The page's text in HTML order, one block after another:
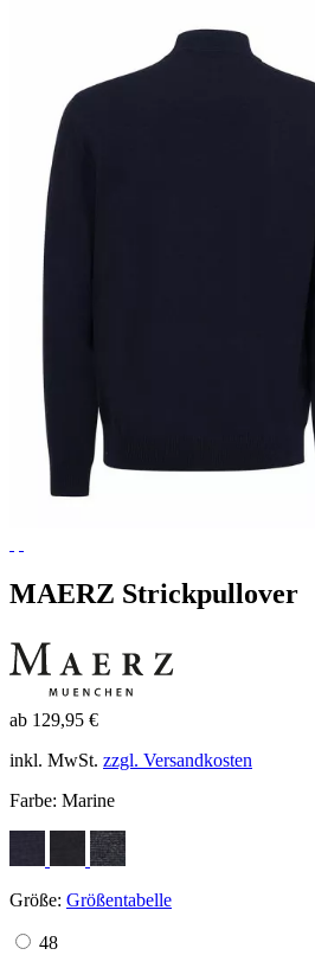
MAERZ Strickpullover
ab 129,95 €
inkl. MwSt. zzgl. Versandkosten
Farbe: Marine
Größe: Größentabelle
48